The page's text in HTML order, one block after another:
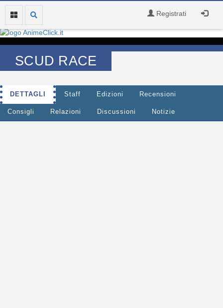
Registrati
SCUD RACE
DETTAGLI Staff Edizioni Recensioni
Consigli Relazioni Discussioni Notizie